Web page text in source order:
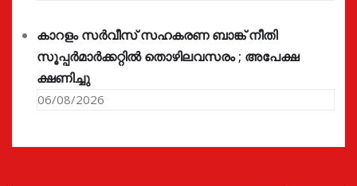
കാറളം സർവീസ് സഹകരണ ബാങ്ക് നീതി
സൂപ്പർമാർക്കറ്റിൽ തൊഴിലവസരം ; അപേക്ഷ
ക്ഷണിച്ചു
06/08/2026